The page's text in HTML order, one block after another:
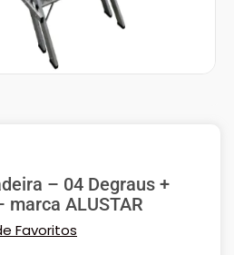
– 04 Degraus +
marca ALUSTAR
Favoritos